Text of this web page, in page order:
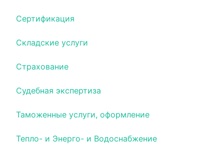
Сертификация
Складские услуги
Страхование
Судебная экспертиза
Таможенные услуги, оформление
Тепло- и Энерго- и Водоснабжение